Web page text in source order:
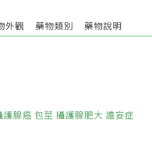
外觀 藥物類別 藥物說明
護腺癌 包莖 攝護腺肥大 譫妄症